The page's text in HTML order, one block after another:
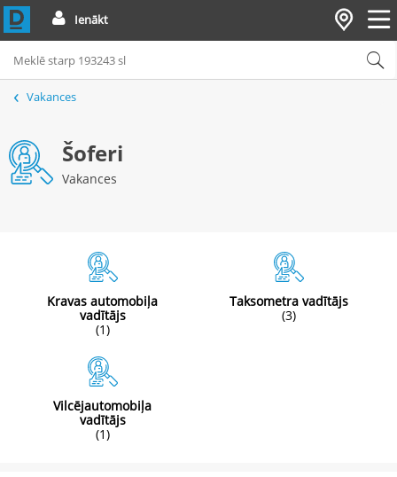
Ienākt
Vakances
Šoferi
Vakances
Kravas automobiļa
vadītājs
(1)
Taksometra vadītājs
(3)
Vilcējautomobiļa
vadītājs
(1)